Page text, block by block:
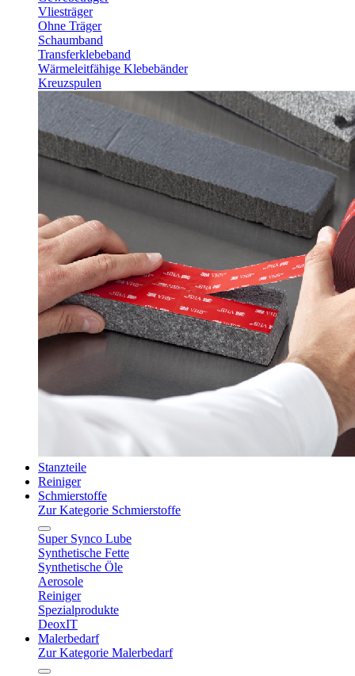
Vliesträger
Ohne Träger
Schaumband
Transferklebeband
Wärmeleitfähige Klebebänder
Kreuzspulen
Stanzteile
Reiniger
Schmierstoffe
Zur Kategorie Schmierstoffe
Super Synco Lube
Synthetische Fette
Synthetische Öle
Aerosole
Reiniger
Spezialprodukte
DeoxIT
Malerbedarf
Zur Kategorie Malerbedarf